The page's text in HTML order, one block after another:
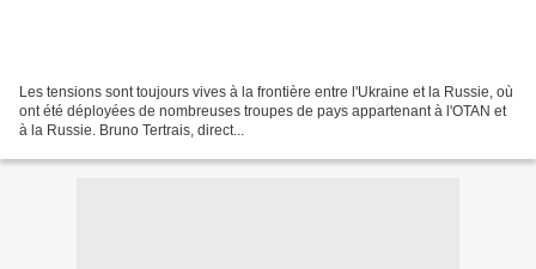
Les tensions sont toujours vives à la frontière entre l'Ukraine et la Russie, où
ont été déployées de nombreuses troupes de pays appartenant à l'OTAN et
à la Russie. Bruno Tertrais, direct...